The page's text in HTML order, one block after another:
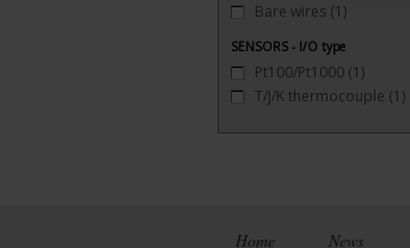
Bare wires (1)
SENSORS - I/O type
Pt100/Pt1000 (1)
T/J/K thermocouple (1)
Home News